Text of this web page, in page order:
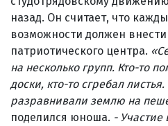
назад. Он считает, что
возможности должен
патриотического центра.
на несколько групп. Кто-то
доски, кто-то сгребал
разравнивали землю на
поделился юноша. - Участие